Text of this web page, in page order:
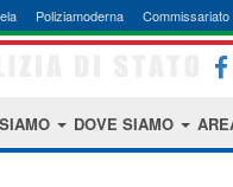
Poliziamoderna Commissariato
DOVE SIAMO